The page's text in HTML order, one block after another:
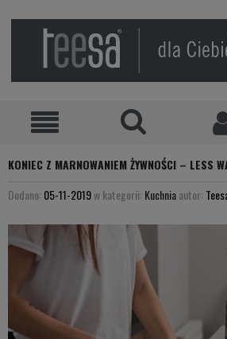
KONIEC Z MARNOWANIEM ŻYWNOŚCI – LESS
Dodano: 05-11-2019w kategorii: Kuchniaautor: